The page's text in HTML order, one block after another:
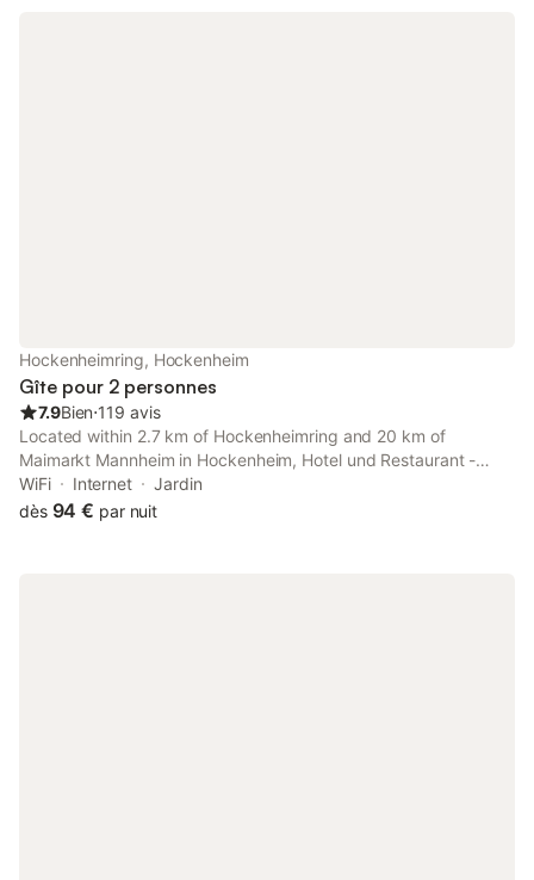
Hockenheimring, Hockenheim
Gîte pour 2 personnes
7.9Bien⋅119 avis
Located within 2.7 km of Hockenheimring and 20 km of
Maimarkt Mannheim in Hockenheim, Hotel und Restaurant -
Gasthaus Zur Pfalz features accommodation with seating area.
WiFi Internet
Jardin
dès 94 € par nuit